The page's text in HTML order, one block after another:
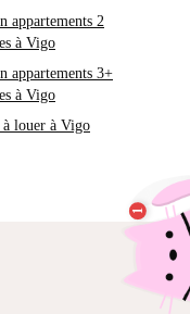
appartements 2
à Vigo
appartements 3+
à Vigo
à louer à Vigo